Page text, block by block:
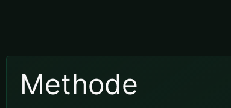
Methode